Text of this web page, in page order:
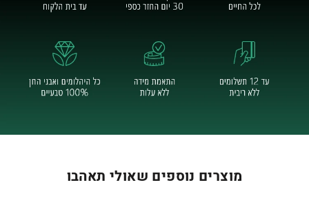
מוצרים נוספים שאולי תאהבו